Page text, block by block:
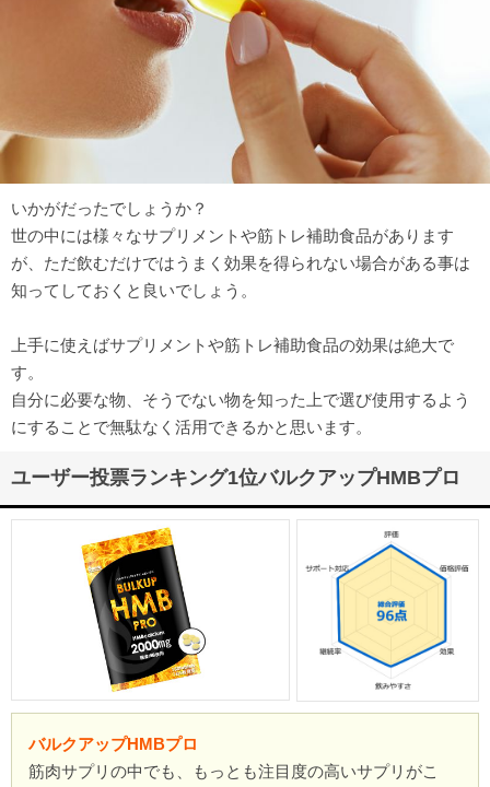
いかがだったでしょうか？
世の中には様々なサプリメントや筋トレ補助食品があります
が、ただ飲むだけではうまく効果を得られない場合がある事は
知ってしておくと良いでしょう。
上手に使えばサプリメントや筋トレ補助食品の効果は絶大で
す。
自分に必要な物、そうでない物を知った上で選び使用するよう
にすることで無駄なく活用できるかと思います。
ユーザー投票ランキング1位バルクアップHMBプロ
バルクアップHMBプロ
筋肉サプリの中でも、もっとも注目度の高いサプリがこ